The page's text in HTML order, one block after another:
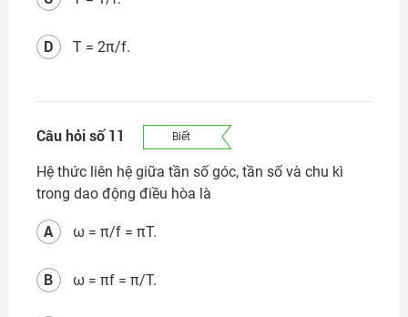
T = 2π/f.
D
Câu hỏi số 11 Biết
Hệ thức liên hệ giữa tần số góc, tần số và chu kì
trong dao động điều hòa là
ω = π/f = πT.
A
ω = πf = π/T.
B